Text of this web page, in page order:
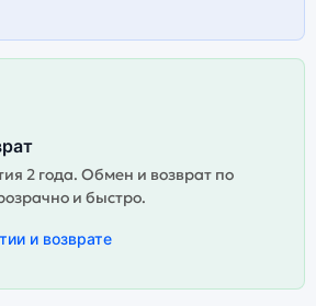
2 года. Обмен и возврат по
и быстро.
и возврате